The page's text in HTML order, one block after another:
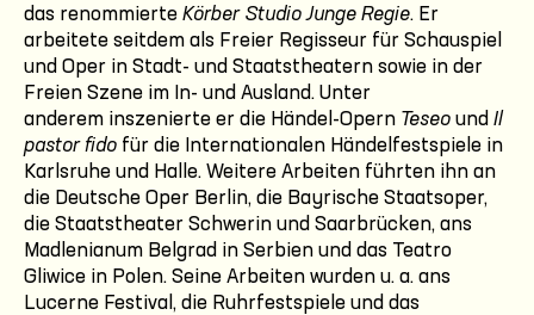
das renommierte Körber Studio Junge Regie. Er
arbeitete seitdem als Freier Regisseur für Schauspiel
und Oper in Stadt- und Staatstheatern sowie in der
Freien Szene im In- und Ausland. Unter
anderem inszenierte er die Händel-Opern Teseo und Il
pastor fido für die Internationalen Händelfestspiele in
Karlsruhe und Halle. Weitere Arbeiten führten ihn an
die Deutsche Oper Berlin, die Bayrische Staatsoper,
die Staatstheater Schwerin und Saarbrücken, ans
Madlenianum Belgrad in Serbien und das Teatro
Gliwice in Polen. Seine Arbeiten wurden u. a. ans
Lucerne Festival, die Ruhrfestspiele und das